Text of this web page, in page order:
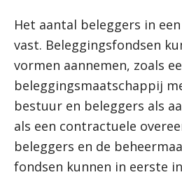
Het aantal beleggers in
vast. Beleggingsfondsen
vormen aannemen, zoals
beleggingsmaatschappij
bestuur en beleggers als
als een contractuele
beleggers en de
fondsen kunnen in eerste